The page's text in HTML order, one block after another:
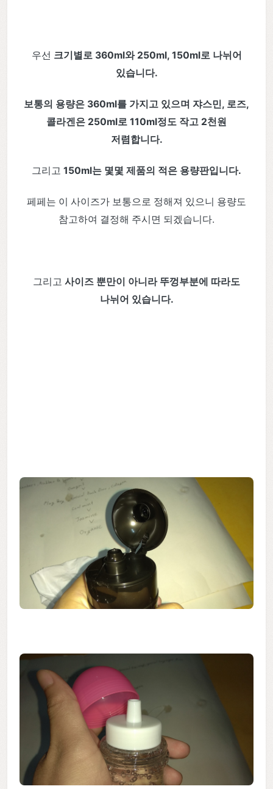
우선 크기별로 360ml와 250ml, 150ml로 나뉘어
있습니다.
보통의 용량은 360ml를 가지고 있으며 쟈스민, 로즈,
콜라겐은 250ml로 110ml정도 작고 2천원
저렴합니다.
그리고 150ml는 몇몇 제품의 적은 용량판입니다.
페페는 이 사이즈가 보통으로 정해져 있으니 용량도
참고하여 결정해 주시면 되겠습니다.
그리고 사이즈 뿐만이 아니라 뚜껑부분에 따라도
나뉘어 있습니다.